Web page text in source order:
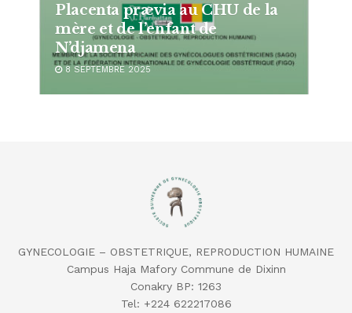
Placenta prævia au CHU de la
mère et de l’enfant de
N’djamena
8 SEPTEMBRE 2025
GYNECOLOGIE – OBSTETRIQUE, REPRODUCTION HUMAINE
Campus Haja Mafory Commune de Dixinn
Conakry BP: 1263
Tel: ‪+224 622217086‬